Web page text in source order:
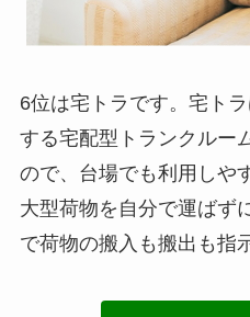
6位は宅トラです。宅ト
する宅配型トランクルー
ので、台場でも利用しや
大型荷物を自分で運ばず
で荷物の搬入も搬出も指